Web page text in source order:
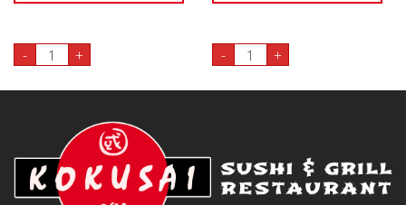
- 06. Unagi Nigiri 2st aantal
+ - 05. Tai Nigiri 2st aantal
+